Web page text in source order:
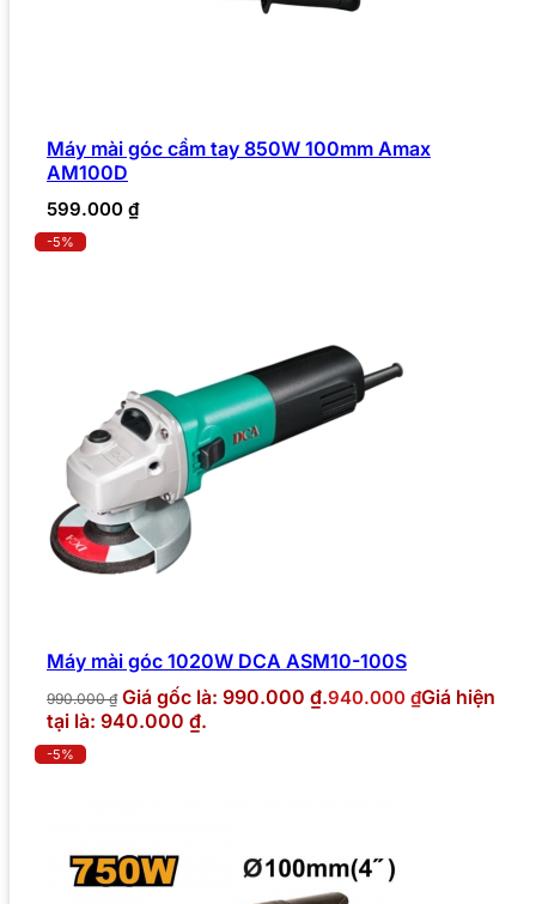
Máy mài góc cầm tay 850W 100mm Amax
AM100D
599.000 ₫
-5%
Máy mài góc 1020W DCA ASM10-100S
990.000₫ Giá gốc là: 990.000 ₫.940.000 ₫Giá hiện
tại là: 940.000 ₫.
-5%